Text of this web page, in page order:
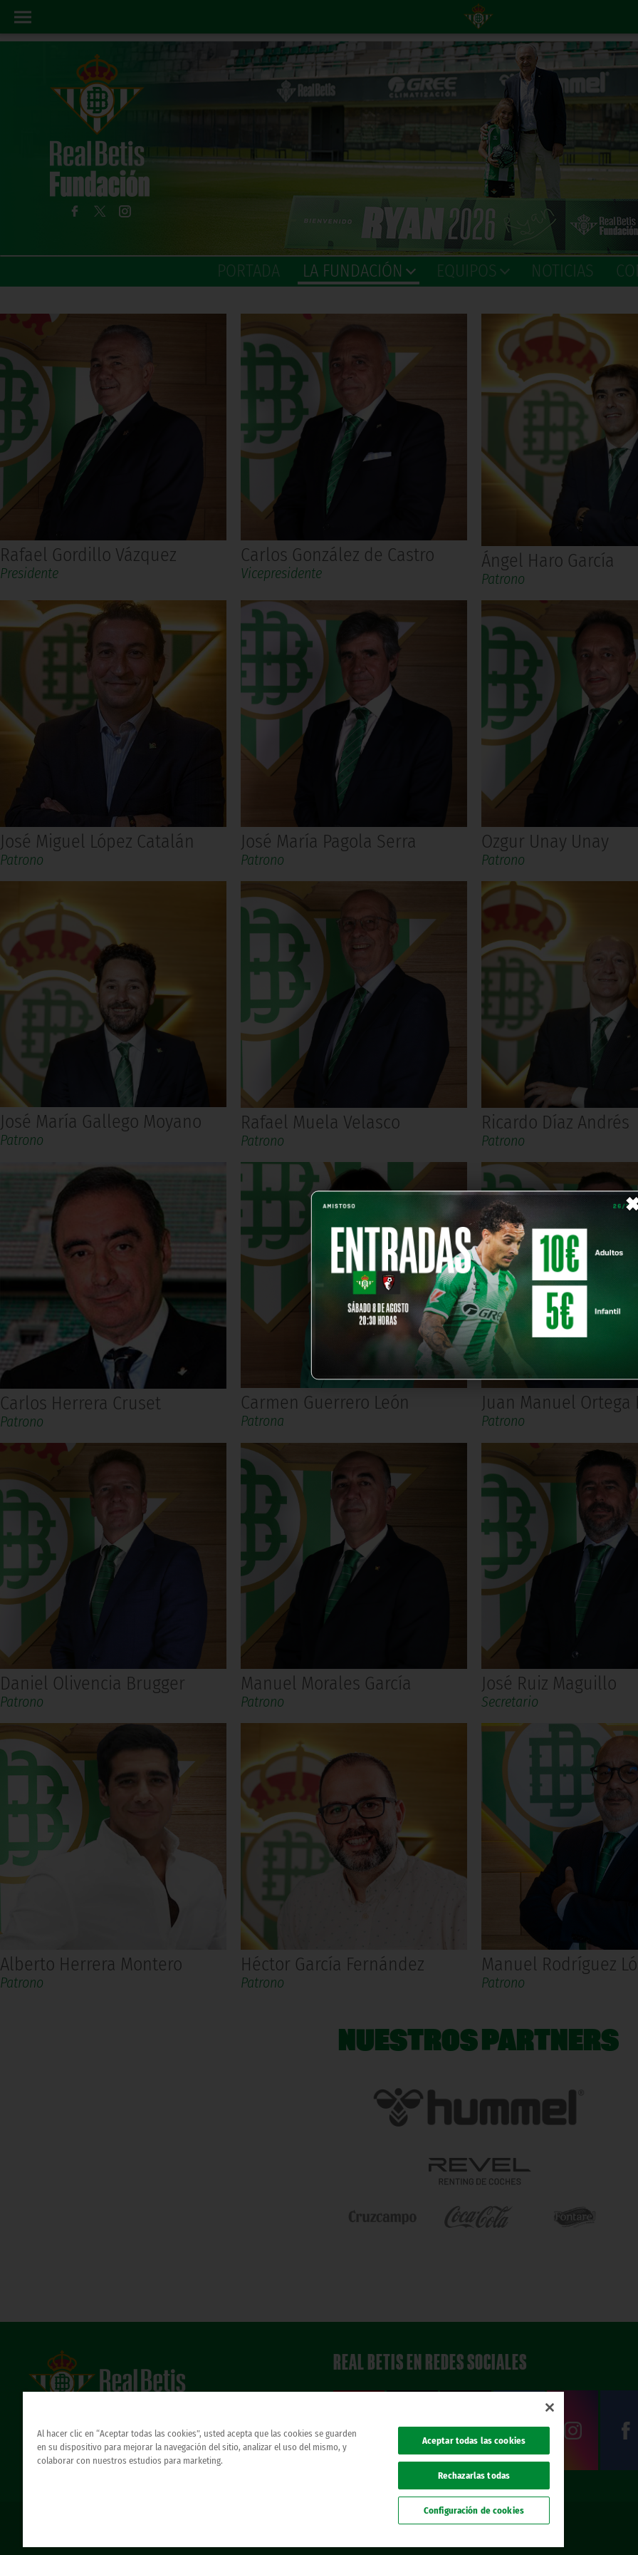
PORTADA LA FUNDACIÓN EQUIPOS NOTICIAS
×
Rafael Gordillo Vázquez
Presidente
Carlos González de Castro
Vicepresidente
Ángel Haro García
Patrono
José Miguel López Catalán
Patrono
José María Pagola Serra
Patrono
Ozgur Unay Unay
Patrono
José María Gallego Moyano
Patrono
Rafael Muela Velasco
Patrono
Ricardo Díaz Andrés
Patrono
Carlos Herrera Cruset
Patrono
Carmen Guerrero León
Patrona
Juan Manuel Ortega
Patrono
Daniel Olivencia Brugger
Patrono
Manuel Morales García
Patrono
José Ruiz Maguillo
Secretario
Alberto Herrera Montero
Patrono
Héctor García Fernández
Patrono
Manuel Rodríguez
Patrono
NUESTROS PARTNERS
Atención al Bético
REAL BETIS EN REDES SOCIALES
Al hacer clic en “Aceptar todas las cookies”, usted acepta que las cookies se guarden
en su dispositivo para mejorar la navegación del sitio, analizar el uso del mismo, y
colaborar con nuestros estudios para marketing.
Aceptar todas las cookies
Rechazarlas todas
Configuración de cookies